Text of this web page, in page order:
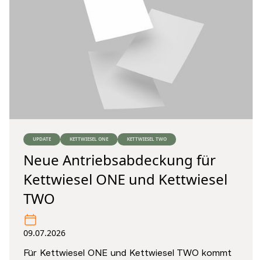
UPDATE KETTWIESEL ONE KETTWIESEL TWO
Neue Antriebsabdeckung für
Kettwiesel ONE und Kettwiesel
TWO
09.07.2026
Für Kettwiesel ONE und Kettwiesel TWO kommt